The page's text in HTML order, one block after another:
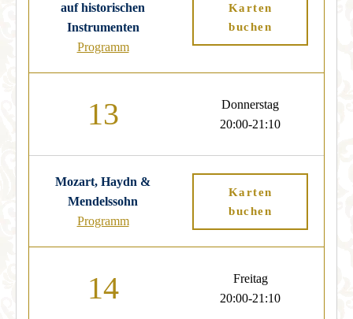
auf historischen
Instrumenten
Programm
Karten
buchen
13
Donnerstag
20:00-21:10
Mozart, Haydn &
Mendelssohn
Programm
Karten
buchen
14
Freitag
20:00-21:10